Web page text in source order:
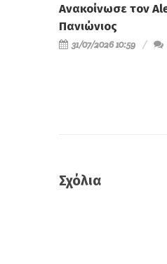
Ανακοίνωσε τον
Πανιώνιος
31/07/2026 10:59
Σχόλια